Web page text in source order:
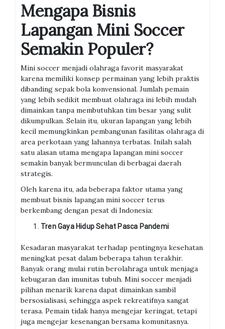
Mengapa Bisnis
Lapangan Mini Soccer
Semakin Populer?
Mini soccer menjadi olahraga favorit masyarakat
karena memiliki konsep permainan yang lebih praktis
dibanding sepak bola konvensional. Jumlah pemain
yang lebih sedikit membuat olahraga ini lebih mudah
dimainkan tanpa membutuhkan tim besar yang sulit
dikumpulkan. Selain itu, ukuran lapangan yang lebih
kecil memungkinkan pembangunan fasilitas olahraga di
area perkotaan yang lahannya terbatas. Inilah salah
satu alasan utama mengapa lapangan mini soccer
semakin banyak bermunculan di berbagai daerah
strategis.
Oleh karena itu, ada beberapa faktor utama yang
membuat bisnis lapangan mini soccer terus
berkembang dengan pesat di Indonesia:
Tren Gaya Hidup Sehat Pasca Pandemi
Kesadaran masyarakat terhadap pentingnya kesehatan
meningkat pesat dalam beberapa tahun terakhir.
Banyak orang mulai rutin berolahraga untuk menjaga
kebugaran dan imunitas tubuh. Mini soccer menjadi
pilihan menarik karena dapat dimainkan sambil
bersosialisasi, sehingga aspek rekreatifnya sangat
terasa. Pemain tidak hanya mengejar keringat, tetapi
juga mengejar kesenangan bersama komunitasnya.